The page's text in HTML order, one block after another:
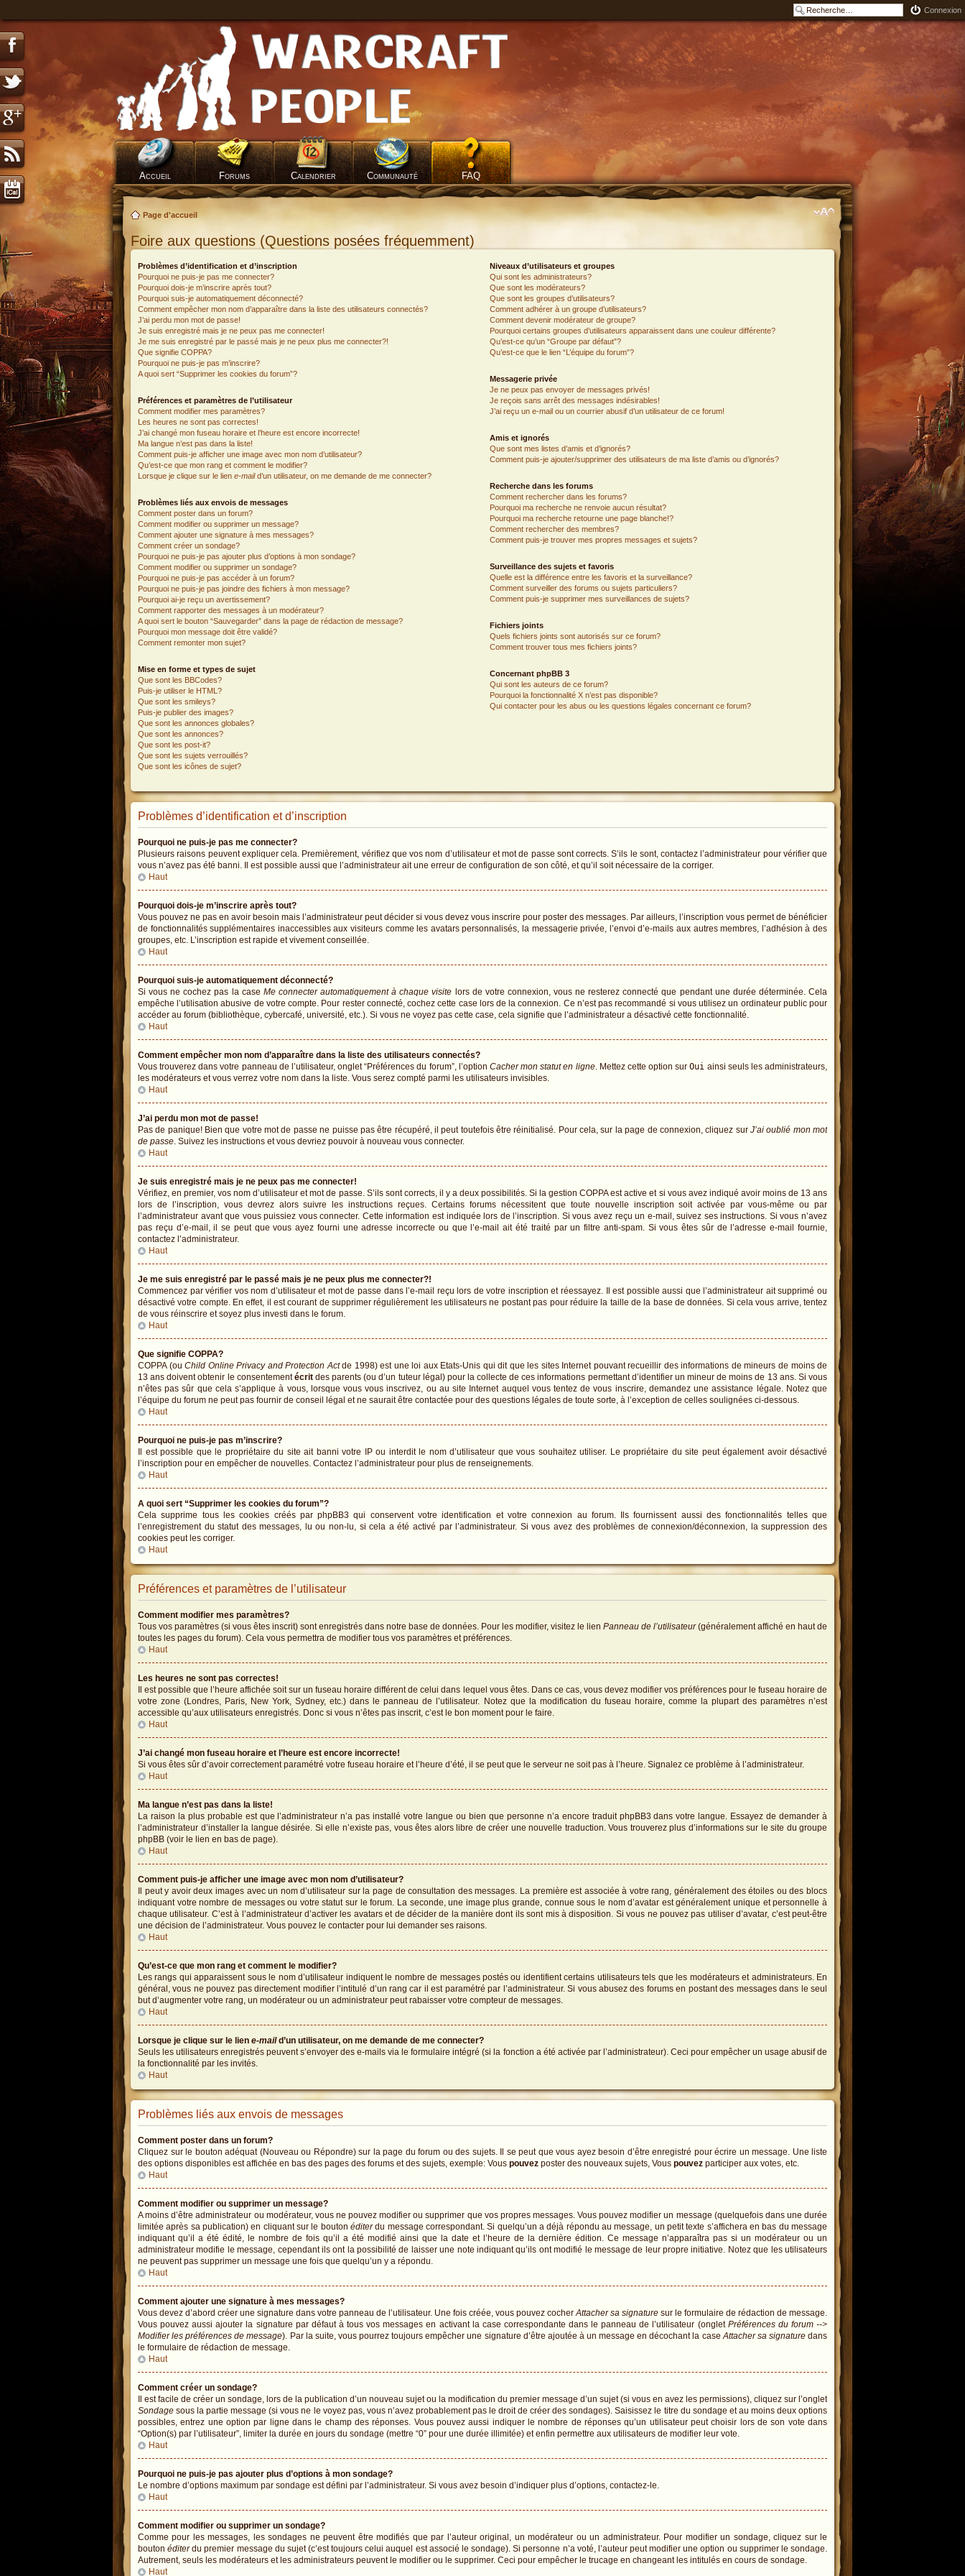
Connexion
Accueil Forums Calendrier Communauté FAQ
Page d'accueil
Foire aux questions (Questions posées fréquemment)
Problèmes d’identification et d’inscription
Pourquoi ne puis-je pas me connecter?
Pourquoi dois-je m’inscrire après tout?
Pourquoi suis-je automatiquement déconnecté?
Comment empêcher mon nom d’apparaître dans la liste des utilisateurs connectés?
J’ai perdu mon mot de passe!
Je suis enregistré mais je ne peux pas me connecter!
Je me suis enregistré par le passé mais je ne peux plus me connecter?!
Que signifie COPPA?
Pourquoi ne puis-je pas m’inscrire?
A quoi sert “Supprimer les cookies du forum”?
Préférences et paramètres de l’utilisateur
Comment modifier mes paramètres?
Les heures ne sont pas correctes!
J’ai changé mon fuseau horaire et l’heure est encore incorrecte!
Ma langue n’est pas dans la liste!
Comment puis-je afficher une image avec mon nom d’utilisateur?
Qu’est-ce que mon rang et comment le modifier?
Lorsque je clique sur le lien e-maild’un utilisateur, on me demande de me connecter?
Problèmes liés aux envois de messages
Comment poster dans un forum?
Comment modifier ou supprimer un message?
Comment ajouter une signature à mes messages?
Comment créer un sondage?
Pourquoi ne puis-je pas ajouter plus d’options à mon sondage?
Comment modifier ou supprimer un sondage?
Pourquoi ne puis-je pas accéder à un forum?
Pourquoi ne puis-je pas joindre des fichiers à mon message?
Pourquoi ai-je reçu un avertissement?
Comment rapporter des messages à un modérateur?
A quoi sert le bouton “Sauvegarder” dans la page de rédaction de message?
Pourquoi mon message doit être validé?
Comment remonter mon sujet?
Mise en forme et types de sujet
Que sont les BBCodes?
Puis-je utiliser le HTML?
Que sont les smileys?
Puis-je publier des images?
Que sont les annonces globales?
Que sont les annonces?
Que sont les post-it?
Que sont les sujets verrouillés?
Que sont les icônes de sujet?
Niveaux d’utilisateurs et groupes
Qui sont les administrateurs?
Que sont les modérateurs?
Que sont les groupes d’utilisateurs?
Comment adhérer à un groupe d’utilisateurs?
Comment devenir modérateur de groupe?
Pourquoi certains groupes d’utilisateurs apparaissent dans une couleur différente?
Qu’est-ce qu’un “Groupe par défaut”?
Qu’est-ce que le lien “L’équipe du forum”?
Messagerie privée
Je ne peux pas envoyer de messages privés!
Je reçois sans arrêt des messages indésirables!
J’ai reçu un e-mail ou un courrier abusif d’un utilisateur de ce forum!
Amis et ignorés
Que sont mes listes d’amis et d’ignorés?
Comment puis-je ajouter/supprimer des utilisateurs de ma liste d’amis ou d’ignorés?
Recherche dans les forums
Comment rechercher dans les forums?
Pourquoi ma recherche ne renvoie aucun résultat?
Pourquoi ma recherche retourne une page blanche!?
Comment rechercher des membres?
Comment puis-je trouver mes propres messages et sujets?
Surveillance des sujets et favoris
Quelle est la différence entre les favoris et la surveillance?
Comment surveiller des forums ou sujets particuliers?
Comment puis-je supprimer mes surveillances de sujets?
Fichiers joints
Quels fichiers joints sont autorisés sur ce forum?
Comment trouver tous mes fichiers joints?
Concernant phpBB 3
Qui sont les auteurs de ce forum?
Pourquoi la fonctionnalité X n’est pas disponible?
Qui contacter pour les abus ou les questions légales concernant ce forum?
Problèmes d’identification et d’inscription
Pourquoi ne puis-je pas me connecter?
Plusieurs raisons peuvent expliquer cela. Premièrement, vérifiez que vos nom d’utilisateur et mot de passe sont corrects. S’ils le sont, contactez l’administrateur pour vérifier que
vous n’avez pas été banni. Il est possible aussi que l’administrateur ait une erreur de configuration de son côté, et qu’il soit nécessaire de la corriger.
Haut
Pourquoi dois-je m’inscrire après tout?
Vous pouvez ne pas en avoir besoin mais l’administrateur peut décider si vous devez vous inscrire pour poster des messages. Par ailleurs, l’inscription vous permet de bénéficier
de fonctionnalités supplémentaires inaccessibles aux visiteurs comme les avatars personnalisés, la messagerie privée, l’envoi d’e-mails aux autres membres, l’adhésion à des
groupes, etc. L’inscription est rapide et vivement conseillée.
Haut
Pourquoi suis-je automatiquement déconnecté?
Si vous ne cochez pas la case Me connecter automatiquement à chaque visite lors de votre connexion, vous ne resterez connecté que pendant une durée déterminée. Cela
empêche l’utilisation abusive de votre compte. Pour rester connecté, cochez cette case lors de la connexion. Ce n’est pas recommandé si vous utilisez un ordinateur public pour
accéder au forum (bibliothèque, cybercafé, université, etc.). Si vous ne voyez pas cette case, cela signifie que l’administrateur a désactivé cette fonctionnalité.
Haut
Comment empêcher mon nom d’apparaître dans la liste des utilisateurs connectés?
Vous trouverez dans votre panneau de l’utilisateur, onglet “Préférences du forum”, l’option Cacher mon statut en ligne. Mettez cette option surOui ainsi seuls les administrateurs,
les modérateurs et vous verrez votre nom dans la liste. Vous serez compté parmi les utilisateurs invisibles.
Haut
J’ai perdu mon mot de passe!
Pas de panique! Bien que votre mot de passe ne puisse pas être récupéré, il peut toutefois être réinitialisé. Pour cela, sur la page de connexion, cliquez sur J’ai oublié mon mot
de passe. Suivez les instructions et vous devriez pouvoir à nouveau vous connecter.
Haut
Je suis enregistré mais je ne peux pas me connecter!
Vérifiez, en premier, vos nom d’utilisateur et mot de passe. S’ils sont corrects, il y a deux possibilités. Si la gestion COPPA est active et si vous avez indiqué avoir moins de 13 ans
lors de l’inscription, vous devrez alors suivre les instructions reçues. Certains forums nécessitent que toute nouvelle inscription soit activée par vous-même ou par
l’administrateur avant que vous puissiez vous connecter. Cette information est indiquée lors de l’inscription. Si vous avez reçu un e-mail, suivez ses instructions. Si vous n’avez
pas reçu d’e-mail, il se peut que vous ayez fourni une adresse incorrecte ou que l’e-mail ait été traité par un filtre anti-spam. Si vous êtes sûr de l’adresse e-mail fournie,
contactez l’administrateur.
Haut
Je me suis enregistré par le passé mais je ne peux plus me connecter?!
Commencez par vérifier vos nom d’utilisateur et mot de passe dans l’e-mail reçu lors de votre inscription et réessayez. Il est possible aussi que l’administrateur ait supprimé ou
désactivé votre compte. En effet, il est courant de supprimer régulièrement les utilisateurs ne postant pas pour réduire la taille de la base de données. Si cela vous arrive, tentez
de vous réinscrire et soyez plus investi dans le forum.
Haut
Que signifie COPPA?
COPPA (ouChild Online Privacy and Protection Actde 1998) est une loi aux Etats-Unis qui dit que les sites Internet pouvant recueillir des informations de mineurs de moins de
13 ans doivent obtenir le consentementécritdes parents (ou d’un tuteur légal) pour la collecte de ces informations permettant d’identifier un mineur de moins de 13 ans. Si vous
n’êtes pas sûr que cela s’applique à vous, lorsque vous vous inscrivez, ou au site Internet auquel vous tentez de vous inscrire, demandez une assistance légale. Notez que
l’équipe du forum ne peut pas fournir de conseil légal et ne saurait être contactée pour des questions légales de toute sorte, à l’exception de celles soulignées ci-dessous.
Haut
Pourquoi ne puis-je pas m’inscrire?
Il est possible que le propriétaire du site ait banni votre IP ou interdit le nom d’utilisateur que vous souhaitez utiliser. Le propriétaire du site peut également avoir désactivé
l’inscription pour en empêcher de nouvelles. Contactez l’administrateur pour plus de renseignements.
Haut
A quoi sert “Supprimer les cookies du forum”?
Cela supprime tous les cookies créés par phpBB3 qui conservent votre identification et votre connexion au forum. Ils fournissent aussi des fonctionnalités telles que
l’enregistrement du statut des messages, lu ou non-lu, si cela a été activé par l’administrateur. Si vous avez des problèmes de connexion/déconnexion, la suppression des
cookies peut les corriger.
Haut
Préférences et paramètres de l’utilisateur
Comment modifier mes paramètres?
Tous vos paramètres (si vous êtes inscrit) sont enregistrés dans notre base de données. Pour les modifier, visitez le lien Panneau de l’utilisateur(généralement affiché en haut de
toutes les pages du forum). Cela vous permettra de modifier tous vos paramètres et préférences.
Haut
Les heures ne sont pas correctes!
Il est possible que l’heure affichée soit sur un fuseau horaire différent de celui dans lequel vous êtes. Dans ce cas, vous devez modifier vos préférences pour le fuseau horaire de
votre zone (Londres, Paris, New York, Sydney, etc.) dans le panneau de l’utilisateur. Notez que la modification du fuseau horaire, comme la plupart des paramètres n’est
accessible qu’aux utilisateurs enregistrés. Donc si vous n’êtes pas inscrit, c’est le bon moment pour le faire.
Haut
J’ai changé mon fuseau horaire et l’heure est encore incorrecte!
Si vous êtes sûr d’avoir correctement paramétré votre fuseau horaire et l’heure d’été, il se peut que le serveur ne soit pas à l’heure. Signalez ce problème à l’administrateur.
Haut
Ma langue n’est pas dans la liste!
La raison la plus probable est que l’administrateur n’a pas installé votre langue ou bien que personne n’a encore traduit phpBB3 dans votre langue. Essayez de demander à
l’administrateur d’installer la langue désirée. Si elle n’existe pas, vous êtes alors libre de créer une nouvelle traduction. Vous trouverez plus d’informations sur le site du groupe
phpBB (voir le lien en bas de page).
Haut
Comment puis-je afficher une image avec mon nom d’utilisateur?
Il peut y avoir deux images avec un nom d’utilisateur sur la page de consultation des messages. La première est associée à votre rang, généralement des étoiles ou des blocs
indiquant votre nombre de messages ou votre statut sur le forum. La seconde, une image plus grande, connue sous le nom d’avatar est généralement unique et personnelle à
chaque utilisateur. C’est à l’administrateur d’activer les avatars et de décider de la manière dont ils sont mis à disposition. Si vous ne pouvez pas utiliser d’avatar, c’est peut-être
une décision de l’administrateur. Vous pouvez le contacter pour lui demander ses raisons.
Haut
Qu’est-ce que mon rang et comment le modifier?
Les rangs qui apparaissent sous le nom d’utilisateur indiquent le nombre de messages postés ou identifient certains utilisateurs tels que les modérateurs et administrateurs. En
général, vous ne pouvez pas directement modifier l’intitulé d’un rang car il est paramétré par l’administrateur. Si vous abusez des forums en postant des messages dans le seul
but d’augmenter votre rang, un modérateur ou un administrateur peut rabaisser votre compteur de messages.
Haut
Lorsque je clique sur le lien e-maild’un utilisateur, on me demande de me connecter?
Seuls les utilisateurs enregistrés peuvent s’envoyer des e-mails via le formulaire intégré (si la fonction a été activée par l’administrateur). Ceci pour empêcher un usage abusif de
la fonctionnalité par les invités.
Haut
Problèmes liés aux envois de messages
Comment poster dans un forum?
Cliquez sur le bouton adéquat (Nouveau ou Répondre) sur la page du forum ou des sujets. Il se peut que vous ayez besoin d’être enregistré pour écrire un message. Une liste
des options disponibles est affichée en bas des pages des forums et des sujets, exemple: Vous pouvez poster des nouveaux sujets, Vous pouvez participer aux votes, etc.
Haut
Comment modifier ou supprimer un message?
A moins d’être administrateur ou modérateur, vous ne pouvez modifier ou supprimer que vos propres messages. Vous pouvez modifier un message (quelquefois dans une durée
limitée après sa publication) en cliquant sur le bouton éditerdu message correspondant. Si quelqu’un a déjà répondu au message, un petit texte s’affichera en bas du message
indiquant qu’il a été édité, le nombre de fois qu’il a été modifié ainsi que la date et l’heure de la dernière édition. Ce message n’apparaîtra pas si un modérateur ou un
administrateur modifie le message, cependant ils ont la possibilité de laisser une note indiquant qu’ils ont modifié le message de leur propre initiative. Notez que les utilisateurs
ne peuvent pas supprimer un message une fois que quelqu’un y a répondu.
Haut
Comment ajouter une signature à mes messages?
Vous devez d’abord créer une signature dans votre panneau de l’utilisateur. Une fois créée, vous pouvez cocherAttacher sa signature sur le formulaire de rédaction de message.
Vous pouvez aussi ajouter la signature par défaut à tous vos messages en activant la case correspondante dans le panneau de l’utilisateur (onglet Préférences du forum -->
Modifier les préférences de message). Par la suite, vous pourrez toujours empêcher une signature d’être ajoutée à un message en décochant la caseAttacher sa signaturedans
le formulaire de rédaction de message.
Haut
Comment créer un sondage?
Il est facile de créer un sondage, lors de la publication d’un nouveau sujet ou la modification du premier message d’un sujet (si vous en avez les permissions), cliquez sur l’onglet
Sondage sous la partie message (si vous ne le voyez pas, vous n’avez probablement pas le droit de créer des sondages). Saisissez le titre du sondage et au moins deux options
possibles, entrez une option par ligne dans le champ des réponses. Vous pouvez aussi indiquer le nombre de réponses qu’un utilisateur peut choisir lors de son vote dans
“Option(s) par l’utilisateur”, limiter la durée en jours du sondage (mettre “0” pour une durée illimitée) et enfin permettre aux utilisateurs de modifier leur vote.
Haut
Pourquoi ne puis-je pas ajouter plus d’options à mon sondage?
Le nombre d’options maximum par sondage est défini par l’administrateur. Si vous avez besoin d’indiquer plus d’options, contactez-le.
Haut
Comment modifier ou supprimer un sondage?
Comme pour les messages, les sondages ne peuvent être modifiés que par l’auteur original, un modérateur ou un administrateur. Pour modifier un sondage, cliquez sur le
boutonéditerdu premier message du sujet (c’est toujours celui auquel est associé le sondage). Si personne n’a voté, l’auteur peut modifier une option ou supprimer le sondage.
Autrement, seuls les modérateurs et les administrateurs peuvent le modifier ou le supprimer. Ceci pour empêcher le trucage en changeant les intitulés en cours de sondage.
Haut